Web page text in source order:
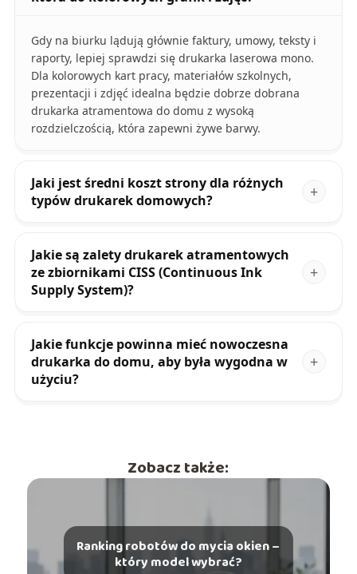
Gdy na biurku lądują głównie faktury, umowy, teksty i
raporty, lepiej sprawdzi się drukarka laserowa mono.
Dla kolorowych kart pracy, materiałów szkolnych,
prezentacji i zdjęć idealna będzie dobrze dobrana
drukarka atramentowa do domu z wysoką
rozdzielczością, która zapewni żywe barwy.
Jaki jest średni koszt strony dla różnych
typów drukarek domowych?
Jakie są zalety drukarek atramentowych
ze zbiornikami CISS (Continuous Ink
Supply System)?
Jakie funkcje powinna mieć nowoczesna
drukarka do domu, aby była wygodna w
użyciu?
Zobacz także:
Ranking robotów do mycia okien –
który model wybrać?